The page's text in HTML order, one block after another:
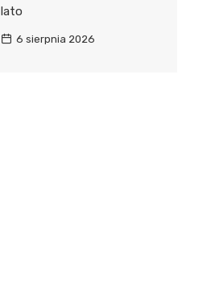
lato
6 sierpnia 2026